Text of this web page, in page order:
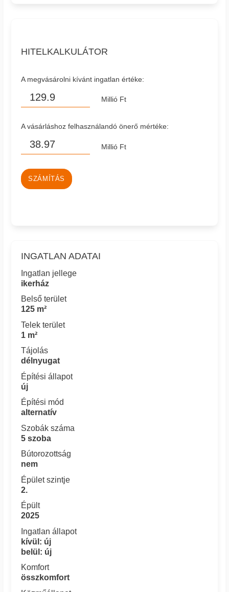
HITELKALKULÁTOR
A megvásárolni kívánt ingatlan értéke:
Millió Ft
A vásárláshoz felhasználandó önerő mértéke:
Millió Ft
SZÁMÍTÁS
INGATLAN ADATAI
Ingatlan jellege
ikerház
Belső terület
125 m²
Telek terület
1 m²
Tájolás
délnyugat
Építési állapot
új
Építési mód
alternatív
Szobák száma
5 szoba
Bútorozottság
nem
Épület szintje
2.
Épült
2025
Ingatlan állapot
kívül: új
belül: új
Komfort
összkomfort